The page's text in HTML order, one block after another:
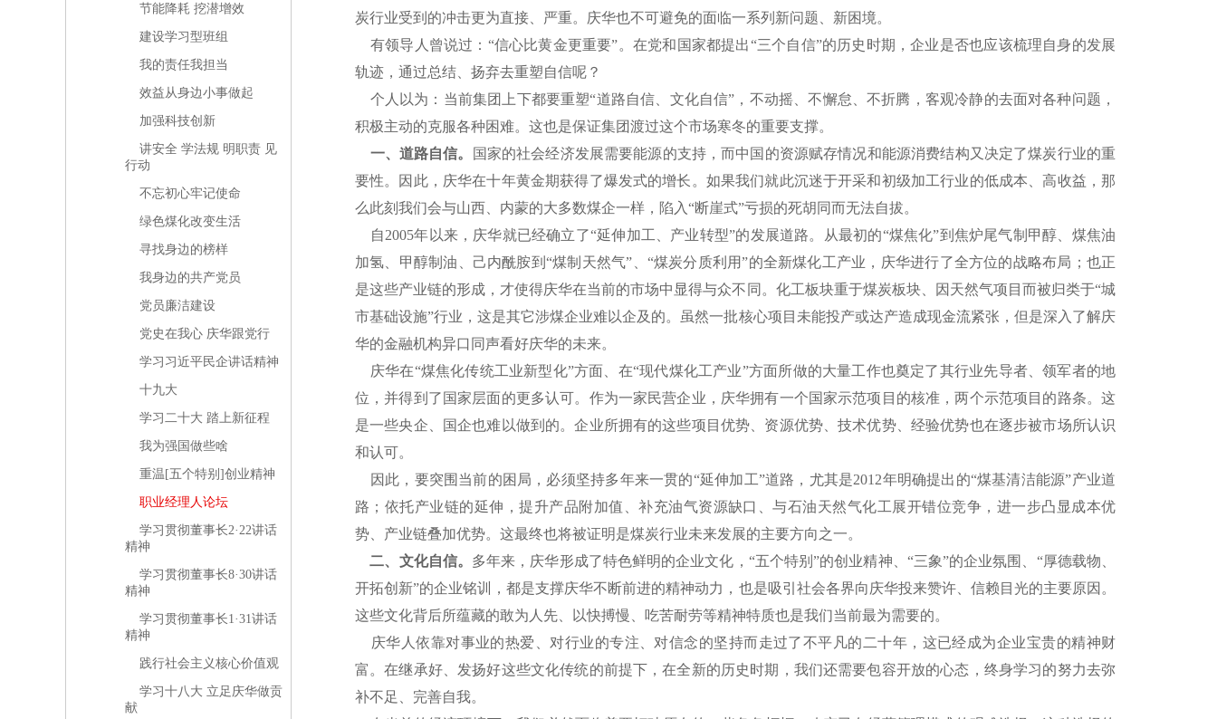
节能降耗 挖潜增效
建设学习型班组
我的责任我担当
效益从身边小事做起
加强科技创新
讲安全 学法规 明职责 见
行动
不忘初心牢记使命
绿色煤化改变生活
寻找身边的榜样
我身边的共产党员
党员廉洁建设
党史在我心 庆华跟党行
学习习近平民企讲话精神
十九大
学习二十大 踏上新征程
我为强国做些啥
重温[五个特别]创业精神
职业经理人论坛
学习贯彻董事长2·22讲话
精神
学习贯彻董事长8·30讲话
精神
学习贯彻董事长1·31讲话
精神
践行社会主义核心价值观
学习十八大 立足庆华做贡
献
炭行业受到的冲击更为直接、严重。庆华也不可避免的面临一系列新问题、新困境。
有领导人曾说过：“信心比黄金更重要”。在党和国家都提出“三个自信”的历史时期，企业是否也应该梳理自身的发展
轨迹，通过总结、扬弃去重塑自信呢？
个人以为：当前集团上下都要重塑“道路自信、文化自信”，不动摇、不懈怠、不折腾，客观冷静的去面对各种问题，
积极主动的克服各种困难。这也是保证集团渡过这个市场寒冬的重要支撑。
一、道路自信。
国家的社会经济发展需要能源的支持，而中国的资源赋存情况和能源消费结构又决定了煤炭行业的重
要性。因此，庆华在十年黄金期获得了爆发式的增长。如果我们就此沉迷于开采和初级加工行业的低成本、高收益，那
么此刻我们会与山西、内蒙的大多数煤企一样，陷入“断崖式”亏损的死胡同而无法自拔。
自2005年以来，庆华就已经确立了“延伸加工、产业转型”的发展道路。从最初的“煤焦化”到焦炉尾气制甲醇、煤焦油
加氢、甲醇制油、己内酰胺到“煤制天然气”、“煤炭分质利用”的全新煤化工产业，庆华进行了全方位的战略布局；也正
是这些产业链的形成，才使得庆华在当前的市场中显得与众不同。化工板块重于煤炭板块、因天然气项目而被归类于“城
市基础设施”行业，这是其它涉煤企业难以企及的。虽然一批核心项目未能投产或达产造成现金流紧张，但是深入了解庆
华的金融机构异口同声看好庆华的未来。
庆华在“煤焦化传统工业新型化”方面、在“现代煤化工产业”方面所做的大量工作也奠定了其行业先导者、领军者的地
位，并得到了国家层面的更多认可。作为一家民营企业，庆华拥有一个国家示范项目的核准，两个示范项目的路条。这
是一些央企、国企也难以做到的。企业所拥有的这些项目优势、资源优势、技术优势、经验优势也在逐步被市场所认识
和认可。
因此，要突围当前的困局，必须坚持多年来一贯的“延伸加工”道路，尤其是2012年明确提出的“煤基清洁能源”产业道
路；依托产业链的延伸，提升产品附加值、补充油气资源缺口、与石油天然气化工展开错位竞争，进一步凸显成本优
势、产业链叠加优势。这最终也将被证明是煤炭行业未来发展的主要方向之一。
二、文化自信。 多年来，庆华形成了特色鲜明的企业文化，“五个特别”的创业精神、“三象”的企业氛围、“厚德载物、
开拓创新”的企业铭训，都是支撑庆华不断前进的精神动力，也是吸引社会各界向庆华投来赞许、信赖目光的主要原因。
这些文化背后所蕴藏的敢为人先、以快搏慢、吃苦耐劳等精神特质也是我们当前最为需要的。
庆华人依靠对事业的热爱、对行业的专注、对信念的坚持而走过了不平凡的二十年，这已经成为企业宝贵的精神财
富。在继承好、发扬好这些文化传统的前提下，在全新的历史时期，我们还需要包容开放的心态，终身学习的努力去弥
补不足、完善自我。